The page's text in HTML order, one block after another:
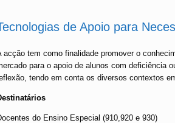
de Apoio para
acção tem como finalidade promover o
para o apoio de alunos com deficiência
tendo em conta os diversos contextos
do Ensino Especial (910,920 e 930)